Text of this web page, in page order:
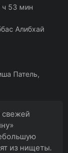
ч 53 мин
Алибхай
Патель,
свежей
из нищеты.